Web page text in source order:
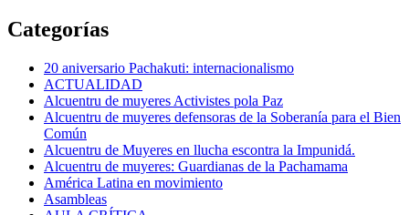
Categorías
20 aniversario Pachakuti: internacionalismo
ACTUALIDAD
Alcuentru de muyeres Activistes pola Paz
Alcuentru de muyeres defensoras de la Soberanía para el Bien
Común
Alcuentru de Muyeres en llucha escontra la Impunidá.
Alcuentru de muyeres: Guardianas de la Pachamama
América Latina en movimiento
Asambleas